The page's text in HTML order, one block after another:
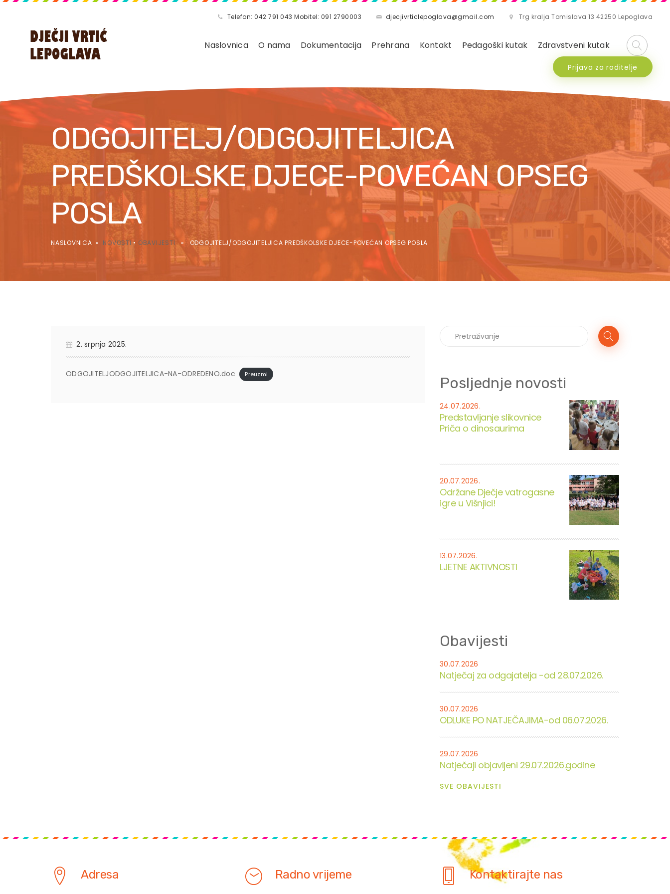
Telefon: 042 791 043 Mobitel: 091 2790003 djecjivrticlepoglava@gmail.com Trg kralja Tomislava 13 42250 Lepoglava
Naslovnica O nama Dokumentacija Prehrana Kontakt Pedagoški kutak Zdravstveni kutak
Prijava za roditelje
ODGOJITELJ/ODGOJITELJICA
PREDŠKOLSKE DJECE-POVEĆAN OPSEG
POSLA
NASLOVNICA » NOVOSTI • OBAVIJESTI » ODGOJITELJ/ODGOJITELJICA PREDŠKOLSKE DJECE-POVEĆAN OPSEG POSLA
2. srpnja 2025.
ODGOJITELJODGOJITELJICA-NA-ODREDENO.doc Preuzmi Posljednje novosti
24.07.2026.
Predstavljanje slikovnice
Priča o dinosaurima
20.07.2026.
Održane Dječje vatrogasne
igre u Višnjici!
13.07.2026.
LJETNE AKTIVNOSTI
Obavijesti
30.07.2026
Natječaj za odgajatelja -od 28.07.2026.
30.07.2026
ODLUKE PO NATJEČAJIMA-od 06.07.2026.
29.07.2026
Natječaji objavljeni 29.07.2026.godine
SVE OBAVIJESTI
Adresa Radno vrijeme Kontaktirajte nas